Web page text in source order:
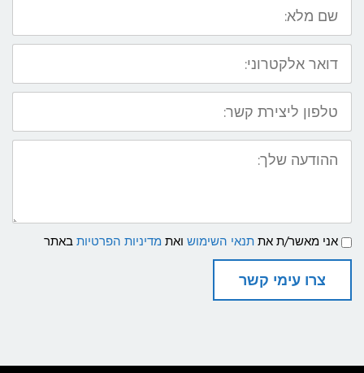
מלא:
דואר
אלקטרוני:
טלפון
ליצירת
קשר:
ההודעה
שלך:
תנאי
שימוש
ומדיניות
פרטיות
אני מאשר/ת את תנאי השימוש ואת מדיניות הפרטיות באתר
צרו עימי קשר